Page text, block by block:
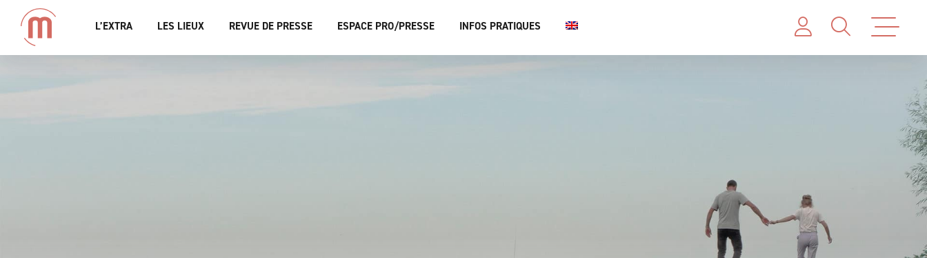
L’EXTRA LES LIEUX REVUE DE PRESSE ESPACE PRO/PRESSE INFOS PRATIQUES